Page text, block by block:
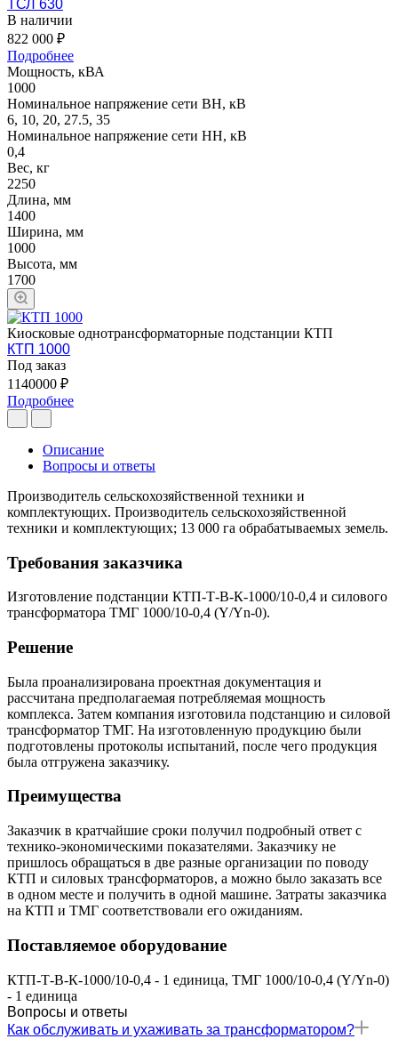
ТСЛ 630
В наличии
822 000 ₽
Подробнее
Мощность, кВА
1000
Номинальное напряжение сети ВН, кВ
6, 10, 20, 27.5, 35
Номинальное напряжение сети НН, кВ
0,4
Вес, кг
2250
Длина, мм
1400
Ширина, мм
1000
Высота, мм
1700
Киосковые однотрансформаторные подстанции КТП
КТП 1000
Под заказ
1140000 ₽
Подробнее
Описание
Вопросы и ответы
Производитель сельскохозяйственной техники и
комплектующих. Производитель сельскохозяйственной
техники и комплектующих; 13 000 га обрабатываемых земель.
Требования заказчика
Изготовление подстанции КТП-Т-В-К-1000/10-0,4 и силового
трансформатора ТМГ 1000/10-0,4 (Y/Yn-0).
Решение
Была проанализирована проектная документация и
рассчитана предполагаемая потребляемая мощность
комплекса. Затем компания изготовила подстанцию и силовой
трансформатор ТМГ. На изготовленную продукцию были
подготовлены протоколы испытаний, после чего продукция
была отгружена заказчику.
Преимущества
Заказчик в кратчайшие сроки получил подробный ответ с
технико-экономическими показателями. Заказчику не
пришлось обращаться в две разные организации по поводу
КТП и силовых трансформаторов, а можно было заказать все
в одном месте и получить в одной машине. Затраты заказчика
на КТП и ТМГ соответствовали его ожиданиям.
Поставляемое оборудование
КТП-Т-В-К-1000/10-0,4 - 1 единица, ТМГ 1000/10-0,4 (Y/Yn-0)
- 1 единица
Вопросы и ответы
Как обслуживать и ухаживать за трансформатором?